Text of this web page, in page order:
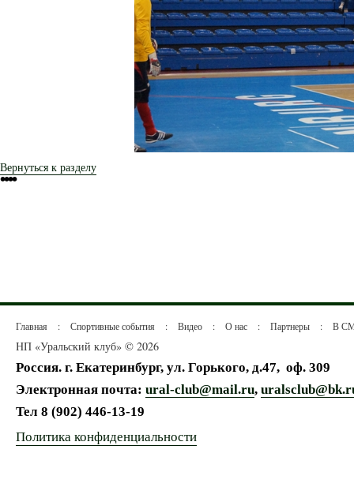
Вернуться к разделу
••••
Главная : Спортивные события : Видео : О нас : Партнеры : В
НП «Уральский клуб» © 2026
Россия. г. Екатеринбург, ул. Горького, д.47, оф. 309
Электронная почта: ural-club@mail.ru,
Тел 8 (902) 446-13-19
Политика конфиденциальности